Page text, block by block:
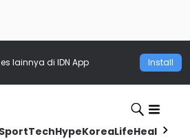
lainnya di IDN App Install
SportTechHypeKoreaLifeHealth